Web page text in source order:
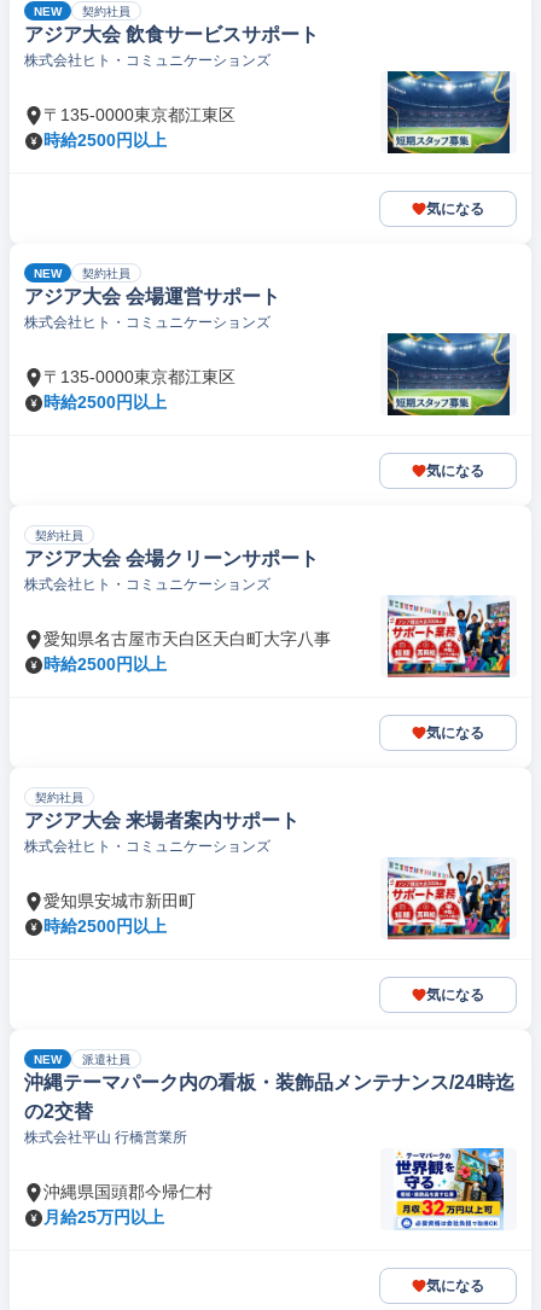
NEW 契約社員
アジア大会 飲食サービスサポート
株式会社ヒト・コミュニケーションズ
〒135-0000東京都江東区
時給2500円以上
気になる
NEW 契約社員
アジア大会 会場運営サポート
株式会社ヒト・コミュニケーションズ
〒135-0000東京都江東区
時給2500円以上
気になる
契約社員
アジア大会 会場クリーンサポート
株式会社ヒト・コミュニケーションズ
愛知県名古屋市天白区天白町大字八事
時給2500円以上
気になる
契約社員
アジア大会 来場者案内サポート
株式会社ヒト・コミュニケーションズ
愛知県安城市新田町
時給2500円以上
気になる
NEW 派遣社員
沖縄テーマパーク内の看板・装飾品メンテナンス/24時迄
の2交替
株式会社平山 行橋営業所
沖縄県国頭郡今帰仁村
月給25万円以上
気になる